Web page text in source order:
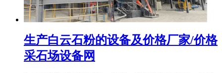
生产白云石粉的设备及价格厂家/价格
采石场设备网